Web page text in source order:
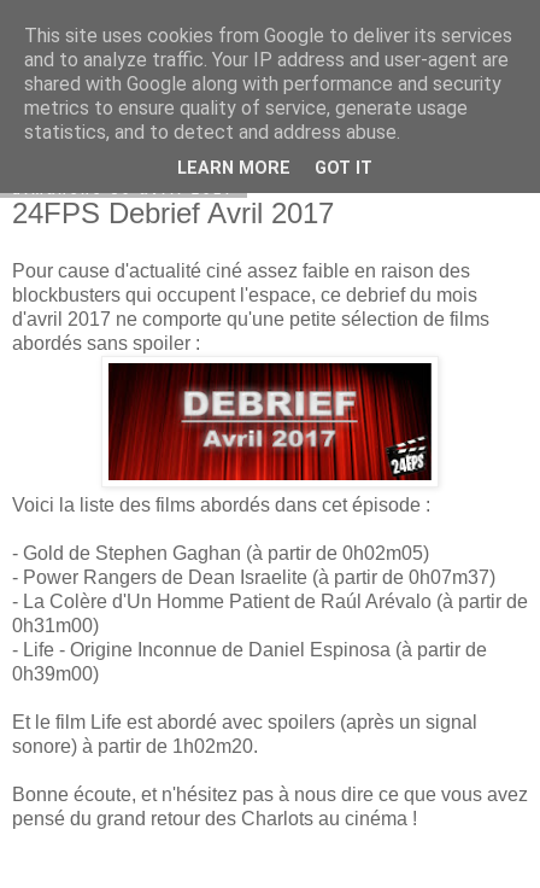
Bepod
24FPS Debrief Avril 2017
Pour cause d'actualité ciné assez faible en raison des
blockbusters qui occupent l'espace, ce debrief du mois
d'avril 2017 ne comporte qu'une petite sélection de films
abordés sans spoiler :
Voici la liste des films abordés dans cet épisode :
- Gold de Stephen Gaghan (à partir de 0h02m05)
- Power Rangers de Dean Israelite (à partir de 0h07m37)
- La Colère d'Un Homme Patient de Raúl Arévalo (à partir de
0h31m00)
- Life - Origine Inconnue de Daniel Espinosa (à partir de
0h39m00)
Et le film Life est abordé avec spoilers (après un signal
sonore) à partir de 1h02m20.
Bonne écoute, et n'hésitez pas à nous dire ce que vous avez
pensé du grand retour des Charlots au cinéma !
This site uses cookies from Google to deliver its services
and to analyze traffic. Your IP address and user-agent are
shared with Google along with performance and security
metrics to ensure quality of service, generate usage
statistics, and to detect and address abuse.
LEARN MORE GOT IT